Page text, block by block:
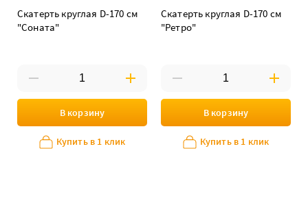
Скатерть круглая D-170 см
"Соната"
В корзину
Купить в 1 клик
Скатерть круглая D-170 см
"Ретро"
В корзину
Купить в 1 клик